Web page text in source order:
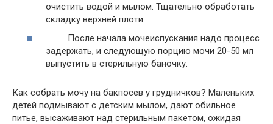
очистить водой и мылом. Тщательно обработать
складку верхней плоти.
После начала мочеиспускания надо процесс
задержать, и следующую порцию мочи 20-50 мл
выпустить в стерильную баночку.
Как собрать мочу на бакпосев у грудничков? Маленьких
детей подмывают с детским мылом, дают обильное
питье, высаживают над стерильным пакетом, ожидая